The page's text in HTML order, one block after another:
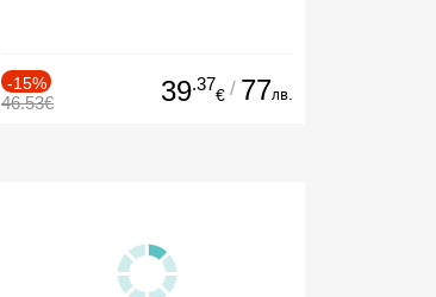
-15%
46.53€ 39.37
€ / 77лв.